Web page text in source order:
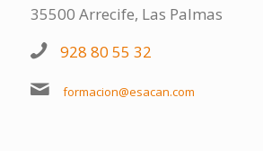
35500 Arrecife, Las Palmas
928 80 55 32
formacion@esacan.com